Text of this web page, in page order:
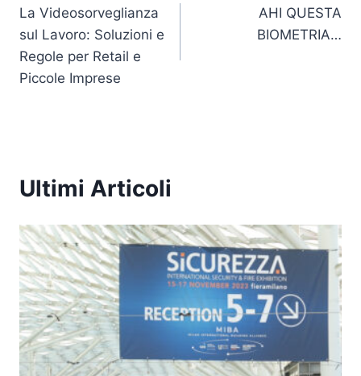
n o
o
k
p
p
articoli
La Videosorveglianza
sul Lavoro: Soluzioni e
Regole per Retail e
Piccole Imprese
AHI QUESTA
BIOMETRIA…
Ultimi Articoli